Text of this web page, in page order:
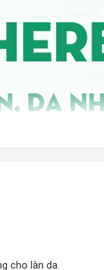
cho làn da.